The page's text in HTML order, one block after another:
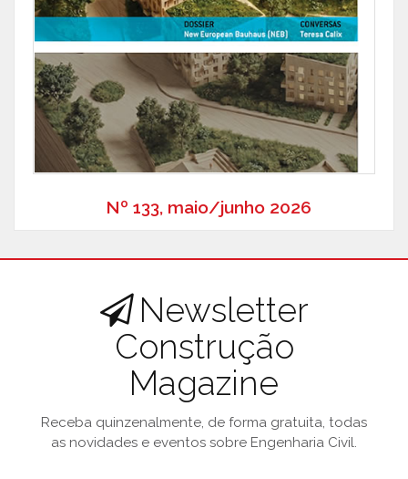
Nº 133, maio/junho 2026
Newsletter
Construção
Magazine
Receba quinzenalmente, de forma gratuita, todas
as novidades e eventos sobre Engenharia Civil.